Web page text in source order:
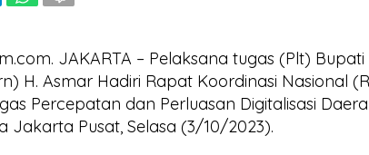
JAKARTA – Pelaksana tugas (Plt)
H. Asmar Hadiri Rapat Koordinasi Nasional
Percepatan dan Perluasan Digitalisasi
Jakarta Pusat, Selasa (3/10/2023).